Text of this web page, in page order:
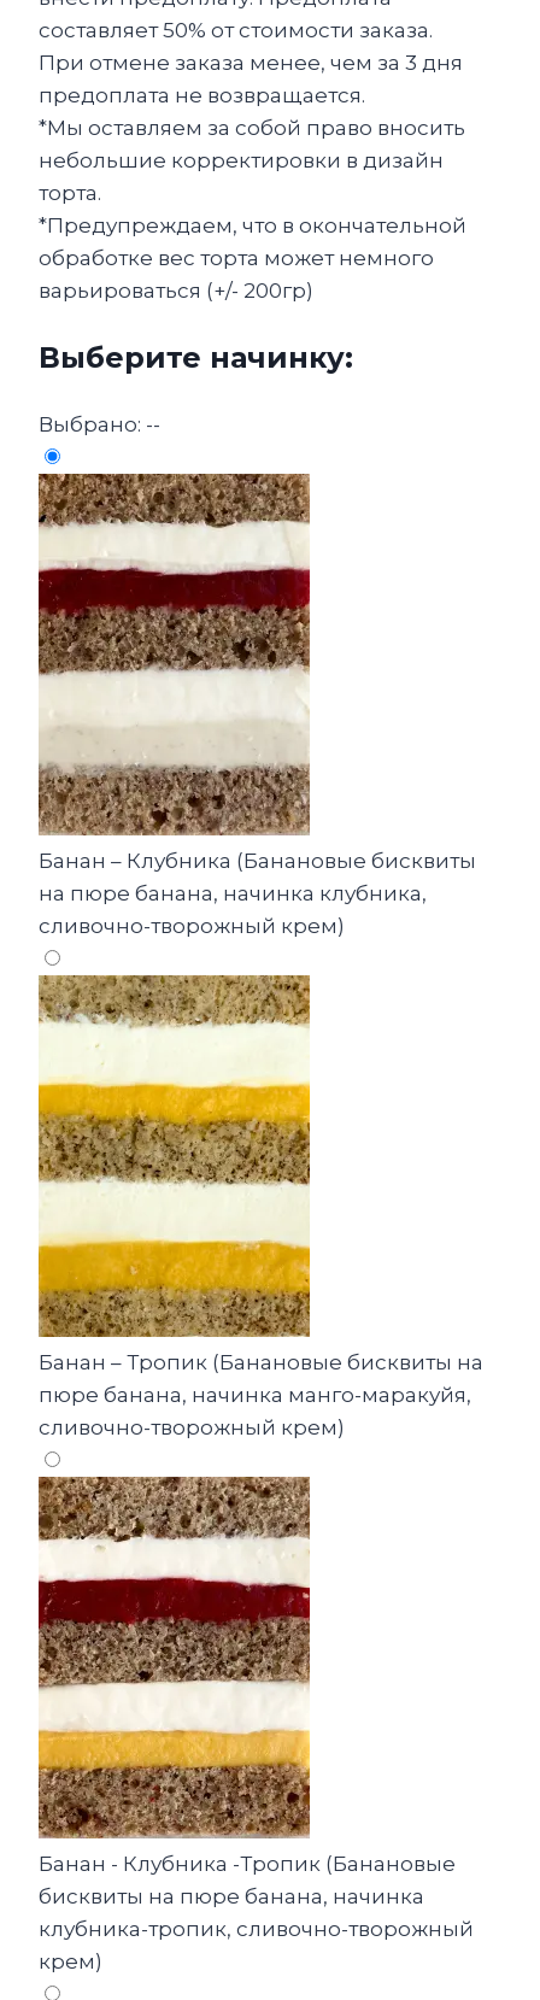
составляет 50% от стоимости заказа.
При отмене заказа менее, чем за 3 дня
предоплата не возвращается.
*Мы оставляем за собой право вносить
небольшие корректировки в дизайн
торта.
*Предупреждаем, что в окончательной
обработке вес торта может немного
варьироваться (+/- 200гр)
Выберите начинку:
Выбрано: --
Банан – Клубника (Банановые бисквиты
на пюре банана, начинка клубника,
сливочно-творожный крем)
Банан – Тропик (Банановые бисквиты на
пюре банана, начинка манго-маракуйя,
сливочно-творожный крем)
Банан - Клубника -Тропик (Банановые
бисквиты на пюре банана, начинка
клубника-тропик, сливочно-творожный
крем)